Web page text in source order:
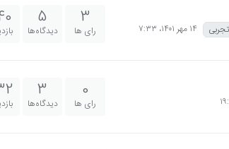
۱۴ مهر ۱۴۰۱،‏ ۷:۳۳
3
رای ها
5
دیدگاه‌ها
0
رای ها
3
دیدگاه‌ها